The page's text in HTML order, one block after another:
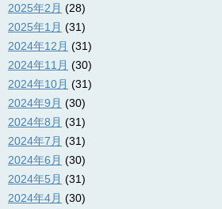
2025年2月 (28)
2025年1月 (31)
2024年12月 (31)
2024年11月 (30)
2024年10月 (31)
2024年9月 (30)
2024年8月 (31)
2024年7月 (31)
2024年6月 (30)
2024年5月 (31)
2024年4月 (30)